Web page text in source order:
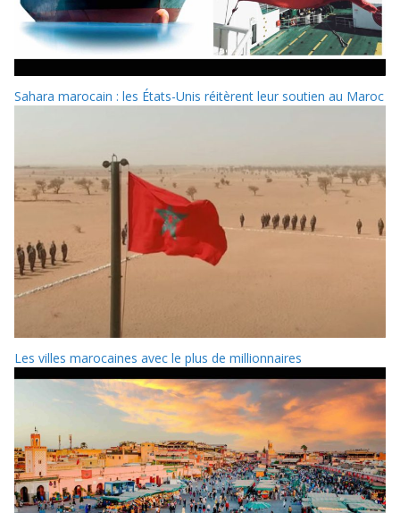
Sahara marocain : les États-Unis réitèrent leur soutien au Maroc
Les villes marocaines avec le plus de millionnaires